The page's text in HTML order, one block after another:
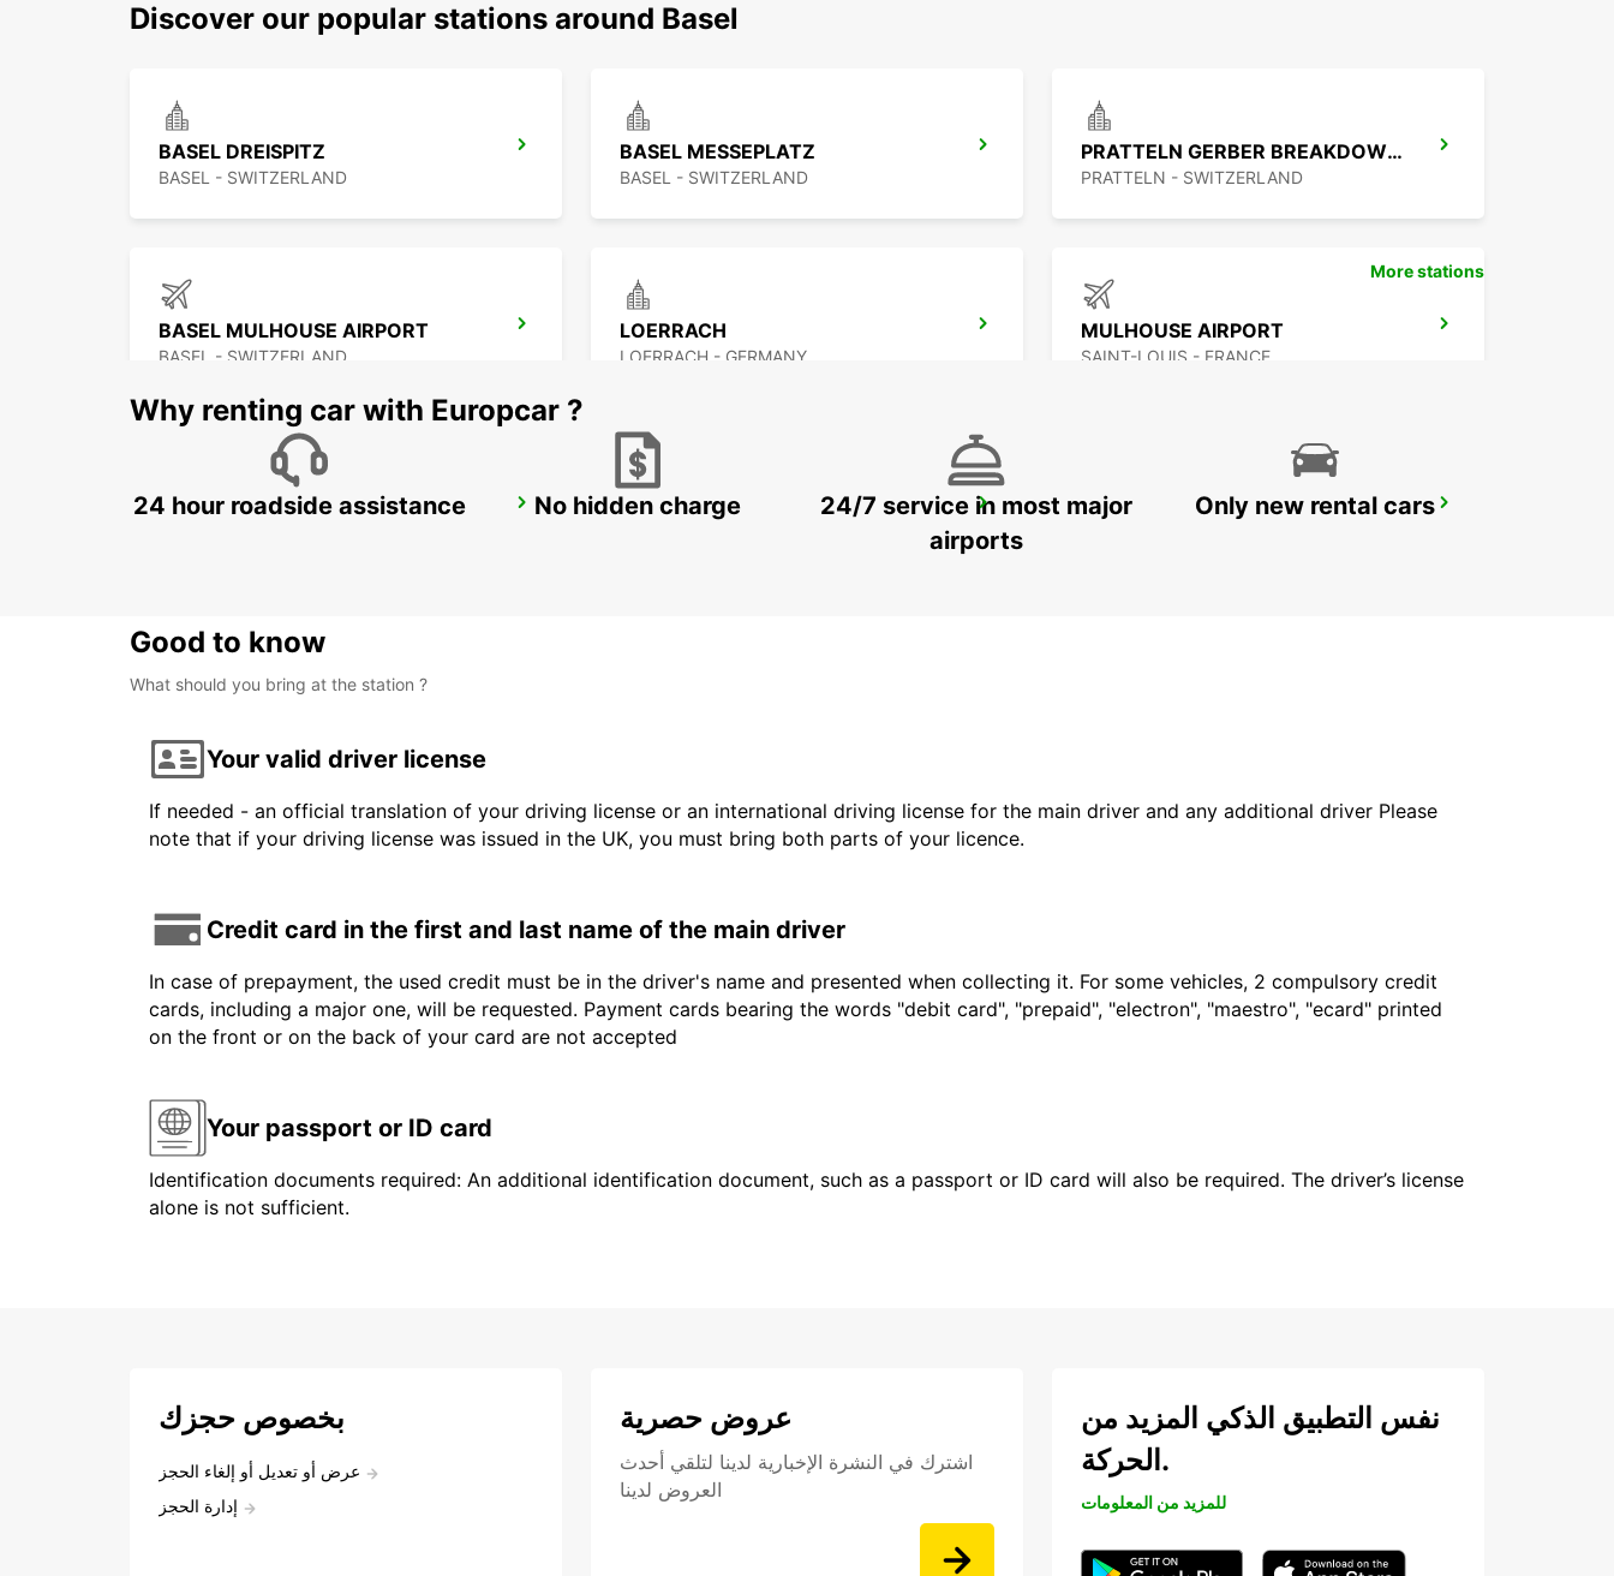
Discover our popular stations around Basel
BASEL DREISPITZ
BASEL - SWITZERLAND
BASEL MESSEPLATZ
BASEL - SWITZERLAND
PRATTELN GERBER BREAKDOWN SERVICE
PRATTELN - SWITZERLAND
BASEL MULHOUSE AIRPORT
BASEL - SWITZERLAND
LOERRACH
LOERRACH - GERMANY
MULHOUSE AIRPORT
SAINT-LOUIS - FRANCE
OLTEN PARKING NEUHARD SOLOTHURN ZUCHWIL AUTO WEBER AARAU-OBERENTFELDEN
More stations
Why renting car with Europcar ?
24 hour roadside assistance No hidden charge
24/7 service in most major
airports
Only new rental cars
Good to know
What should you bring at the station ?
Your valid driver license
If needed - an official translation of your driving license or an international driving license for the main driver and any additional driver Please
note that if your driving license was issued in the UK, you must bring both parts of your licence.
Credit card in the first and last name of the main driver
In case of prepayment, the used credit must be in the driver's name and presented when collecting it. For some vehicles, 2 compulsory credit
cards, including a major one, will be requested. Payment cards bearing the words "debit card", "prepaid", "electron", "maestro", "ecard" printed
on the front or on the back of your card are not accepted
Your passport or ID card
Identification documents required: An additional identification document, such as a passport or ID card will also be required. The driver’s license
alone is not sufficient.
بخصوص حجزك
عرض أو تعديل أو إلغاء الحجز
إدارة الحجز
عروض حصرية
اشترك في النشرة الإخبارية لدينا لتلقي أحدث
العروض لدينا
نفس التطبيق الذكي المزيد من
الحركة.
للمزيد من المعلومات